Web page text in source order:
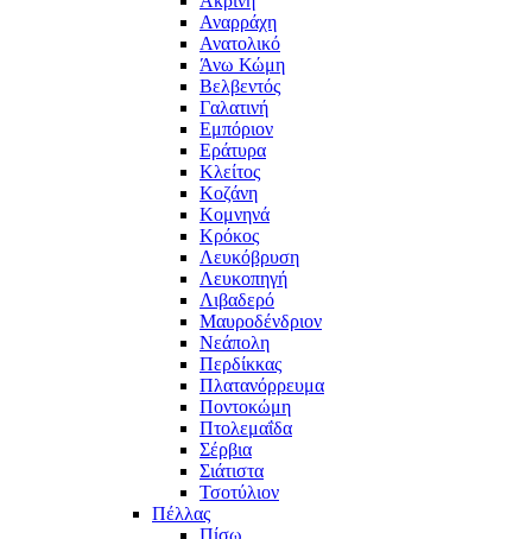
Αναρράχη
Ανατολικό
Άνω Κώμη
Βελβεντός
Γαλατινή
Εμπόριον
Εράτυρα
Κλείτος
Κοζάνη
Κομνηνά
Κρόκος
Λευκόβρυση
Λευκοπηγή
Λιβαδερό
Μαυροδένδριον
Νεάπολη
Περδίκκας
Πλατανόρρευμα
Ποντοκώμη
Πτολεμαΐδα
Σέρβια
Σιάτιστα
Τσοτύλιον
Πέλλας
Πίσω